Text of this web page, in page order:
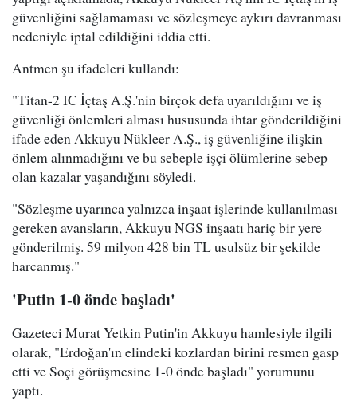
güvenliğini sağlamaması ve sözleşmeye aykırı davranması
nedeniyle iptal edildiğini iddia etti.
Antmen şu ifadeleri kullandı:
"Titan-2 IC İçtaş A.Ş.'nin birçok defa uyarıldığını ve iş
güvenliği önlemleri alması hususunda ihtar gönderildiğini
ifade eden Akkuyu Nükleer A.Ş., iş güvenliğine ilişkin
önlem alınmadığını ve bu sebeple işçi ölümlerine sebep
olan kazalar yaşandığını söyledi.
"Sözleşme uyarınca yalnızca inşaat işlerinde kullanılması
gereken avansların, Akkuyu NGS inşaatı hariç bir yere
gönderilmiş. 59 milyon 428 bin TL usulsüz bir şekilde
harcanmış."
'Putin 1-0 önde başladı'
Gazeteci Murat Yetkin Putin'in Akkuyu hamlesiyle ilgili
olarak, "Erdoğan'ın elindeki kozlardan birini resmen gasp
etti ve Soçi görüşmesine 1-0 önde başladı" yorumunu
yaptı.